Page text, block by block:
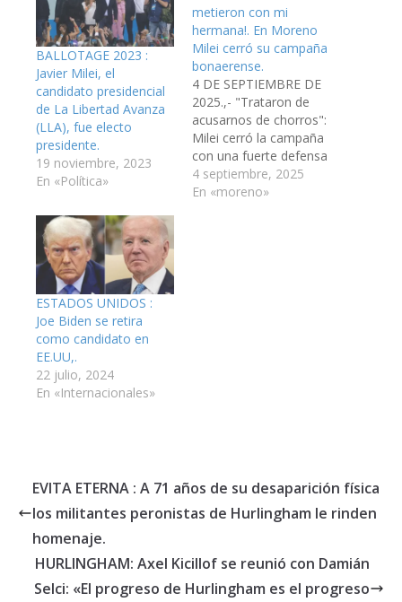
BALLOTAGE 2023 :
Javier Milei, el
candidato presidencial
de La Libertad Avanza
(LLA), fue electo
presidente.
19 noviembre, 2023
En «Política»
metieron con mi
hermana!. En Moreno
Milei cerró su campaña
bonaerense.
4 DE SEPTIEMBRE DE
2025.,- "Trataron de
acusarnos de chorros":
Milei cerró la campaña
con una fuerte defensa
a su hermana y
anticipó un "empate
4 septiembre, 2025
En «moreno»
ESTADOS UNIDOS :
Joe Biden se retira
como candidato en
EE.UU,.
22 julio, 2024
En «Internacionales»
EVITA ETERNA : A 71 años de su desaparición física
los militantes peronistas de Hurlingham le rinden
homenaje.
HURLINGHAM: Axel Kicillof se reunió con Damián
Selci: «El progreso de Hurlingham es el progreso